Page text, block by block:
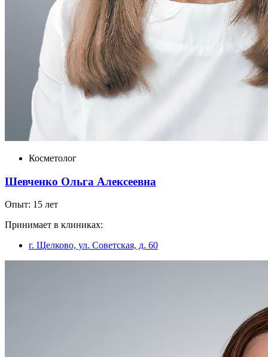
Косметолог
Шевченко Ольга Алексеевна
Опыт: 15 лет
Принимает в клиниках:
г. Щелково, ул. Советская, д. 60